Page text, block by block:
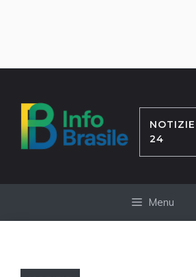
contenuto
24
Menu